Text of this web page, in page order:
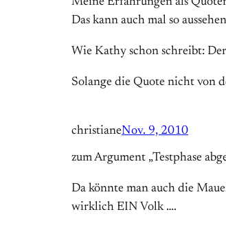
Das kann auch mal so
Wie Kathy schon schreibt:
Solange die Quote nicht von
christianeNov. 9, 2010
zum Argument „Testphase
Da könnte man auch die
wirklich EIN Volk ….